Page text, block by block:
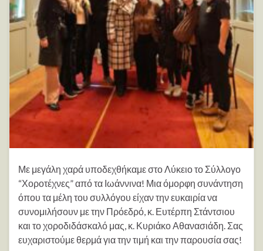
Με μεγάλη χαρά υποδεχθήκαμε στο Λύκειο το Σύλλογο
“Χοροτέχνες” από τα Ιωάννινα! Μια όμορφη συνάντηση
όπου τα μέλη του συλλόγου είχαν την ευκαιρία να
συνομιλήσουν με την Πρόεδρό, κ. Ευτέρπη Στάντσιου
και το χοροδιδάσκαλό μας, κ. Κυριάκο Αθανασιάδη. Σας
ευχαριστούμε θερμά για την τιμή και την παρουσία σας!